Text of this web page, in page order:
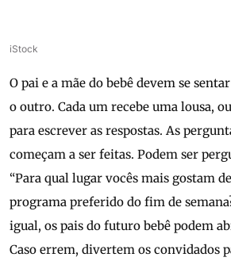
iStock
O pai e a mãe do bebê devem se
o outro. Cada um recebe uma lousa,
para escrever as respostas. As
começam a ser feitas. Podem ser
“Para qual lugar vocês mais gostam
programa preferido do fim de
igual, os pais do futuro bebê podem
Caso errem, divertem os convidados